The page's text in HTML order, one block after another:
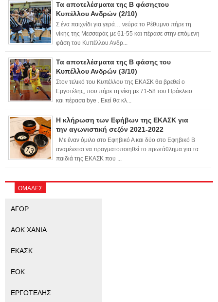
Τα αποτελέσματα της Β φάσηςτου
Κυπέλλου Ανδρών (2/10)
Σ ένα παιχνίδι για γερά… νεύρα το Ρέθυμνο πήρε τη
νίκης της Μεσσαράς με 61-55 και πέρασε στην επόμενη
φάση του Κυπέλλου Ανδρ...
Τα αποτελέσματα της Β φάσης του
Κυπέλλου Ανδρών (3/10)
Στον τελικό του Κυπέλλου της ΕΚΑΣΚ θα βρεθεί ο
Εργοτέλης, που πήρε τη νίκη με 71-58 του Ηράκλειο
και πέρασα bye . Εκεί θα κλ...
Η κλήρωση των Εφήβων της ΕΚΑΣΚ για
την αγωνιστική σεζόν 2021-2022
Με έναν όμιλο στο Εφηβικό Α και δύο στο Εφηβικό Β
αναμένεται να πραγματοποιηθεί το πρωτάθλημα για τα
παιδιά της ΕΚΑΣΚ που ...
ΟΜΑΔΕΣ
ΑΓΟΡ
ΑΟΚ ΧΑΝΙΑ
ΕΚΑΣΚ
ΕΟΚ
ΕΡΓΟΤΕΛΗΣ